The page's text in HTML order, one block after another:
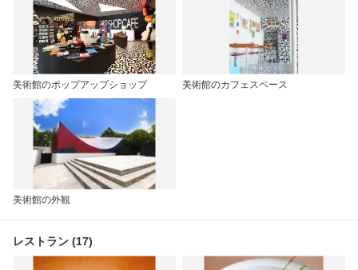
美術館のポップアップショップ 美術館のカフェスペース
美術館の外観
レストラン (17)